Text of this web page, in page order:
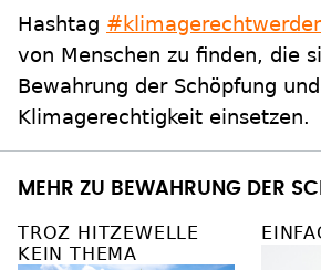
Hashtag
von Menschen zu finden, die
Bewahrung der Schöpfung und
Klimagerechtigkeit einsetzen.
MEHR ZU BEWAHRUNG DER
TROZ HITZEWELLE
KEIN THEMA